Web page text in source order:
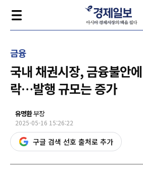
금융
국내 채권시장, 금융불안
락…발행 규모는 증가
유명환부장
2025-05-16 15:26:22
구글 검색 선호 출처로 추가